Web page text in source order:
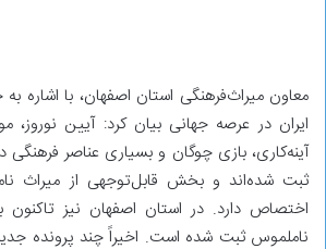
معاون میراث‌فرهنگی استان اصفهان، با اشاره
ایران در عرصه جهانی بیان کرد: آیین
آینه‌کاری، بازی چوگان و بسیاری عناصر
ثبت شده‌اند و بخش قابل‌توجهی از میراث
ناملموس ثبت شده است. اخیراً چند پرونده جدید